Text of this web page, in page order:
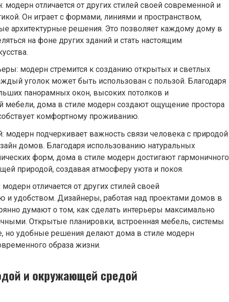
модерн отличается от других стилей своей современной и
Он играет с формами, линиями и пространством,
архитектурные решения. Это позволяет каждому дому в
на фоне других зданий и стать настоящим
модерн стремится к созданию открытых и светлых
уголок может быть использован с пользой. Благодаря
панорамных окон, высоких потолков и
мебели, дома в стиле модерн создают ощущение простора
комфортному проживанию.
модерн подчеркивает важность связи человека с природой
домов. Благодаря использованию натуральных
форм, дома в стиле модерн достигают гармоничного
природой, создавая атмосферу уюта и покоя.
отличается от других стилей своей
и удобством. Дизайнеры, работая над проектами домов в
думают о том, как сделать интерьеры максимально
Открытые планировки, встроенная мебель, системы
но удобные решения делают дома в стиле модерн
образа жизни.
и окружающей средой